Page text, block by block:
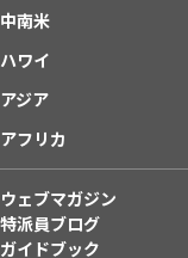
中南米
ハワイ
アジア
アフリカ
ウェブマガジン
特派員ブログ
ガイドブック